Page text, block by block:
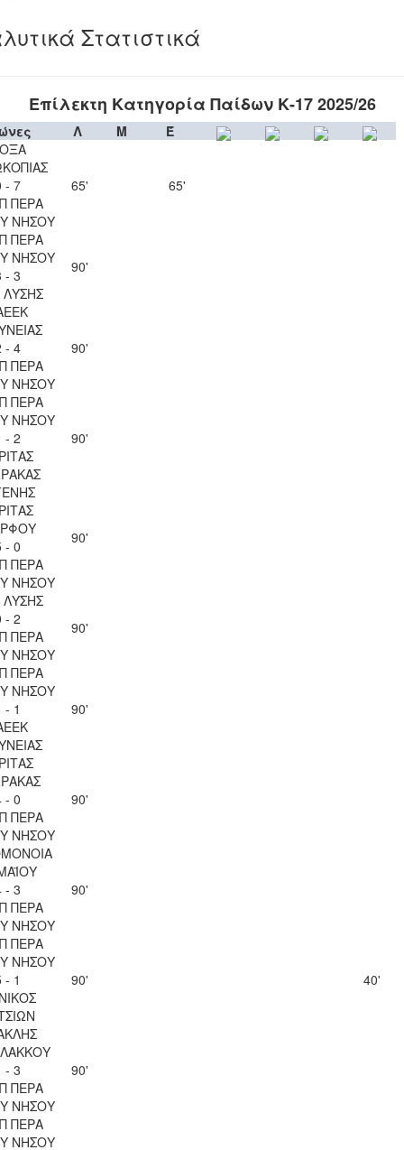
Στατιστικά
Επίλεκτη Κατηγορία Παίδων Κ-17 2025/26
Λ Μ
Έ
- 7
ΠΕΡΑ
ΝΗΣΟΥ
65' 65'
ΠΕΡΑ
ΝΗΣΟΥ
- 3
ΛΥΣΗΣ
90'
- 4
ΠΕΡΑ
ΝΗΣΟΥ
90'
ΠΕΡΑ
ΝΗΣΟΥ
- 2
90'
- 0
ΠΕΡΑ
ΝΗΣΟΥ
90'
ΛΥΣΗΣ
- 2
ΠΕΡΑ
ΝΗΣΟΥ
90'
ΠΕΡΑ
ΝΗΣΟΥ
- 1
90'
- 0
ΠΕΡΑ
ΝΗΣΟΥ
90'
- 3
ΠΕΡΑ
ΝΗΣΟΥ
90'
ΠΕΡΑ
ΝΗΣΟΥ
- 1
90' 40'
- 3
ΠΕΡΑ
ΝΗΣΟΥ
90'
ΠΕΡΑ
ΝΗΣΟΥ